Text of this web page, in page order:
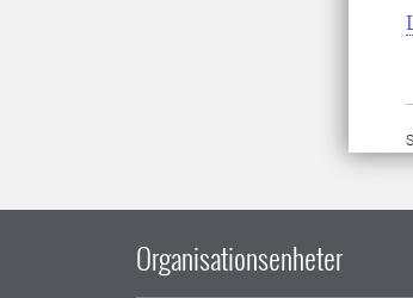
Organisationsenheter